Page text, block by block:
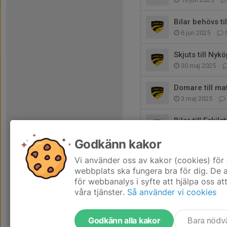
Bilar behövs
6 jun 2025
Skjuts till
30 maj 2025
Domare till
3 maj 2025
Bilar till
30 apr 2025
Godkänn kakor
Vi använder oss av kakor (cookies)
webbplats ska fungera bra för dig. De
för webbanalys i syfte att hjälpa oss
våra tjänster. Så använder vi cookies
Godkänn alla kakor Bara